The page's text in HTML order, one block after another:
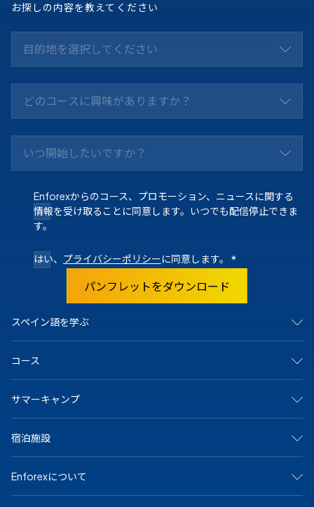
スペイン語を学ぶ
マドリード
カディス
マルベーリャ
テネリフェ
メキシコで
コース
サマーキャンプ
オンラインコース
スペイン語の認定資格
サマーキャンプ
バルセロナビーチキャンプ
マルベーラ中心キャンプ
宿泊施設
学生寮
Enforexについて
お探しの内容を教えてください
目的地を選択してください
どのコースに興味がありますか？
いつ開始したいですか？
Enforexからのコース、プロモーション、ニュースに関する
情報を受け取ることに同意します。いつでも配信停止できま
す。
はい、 プライバシーポリシーに同意します。
*
パンフレットをダウンロード